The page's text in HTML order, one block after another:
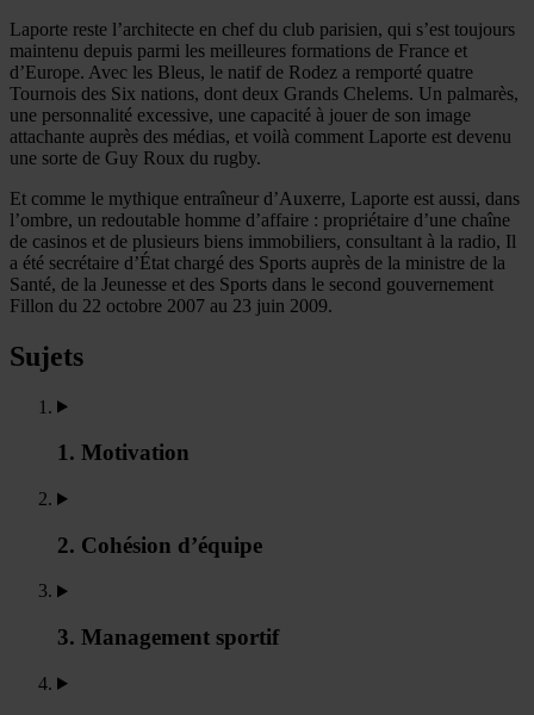
Laporte reste l’architecte en chef du club parisien, qui s’est toujours
maintenu depuis parmi les meilleures formations de France et
d’Europe. Avec les Bleus, le natif de Rodez a remporté quatre
Tournois des Six nations, dont deux Grands Chelems. Un palmarès,
une personnalité excessive, une capacité à jouer de son image
attachante auprès des médias, et voilà comment Laporte est devenu
une sorte de Guy Roux du rugby.
Et comme le mythique entraîneur d’Auxerre, Laporte est aussi, dans
l’ombre, un redoutable homme d’affaire : propriétaire d’une chaîne
de casinos et de plusieurs biens immobiliers, consultant à la radio, Il
a été secrétaire d’État chargé des Sports auprès de la ministre de la
Santé, de la Jeunesse et des Sports dans le second gouvernement
Fillon du 22 octobre 2007 au 23 juin 2009.
Sujets
1. Motivation
2. Cohésion d’équipe
3. Management sportif